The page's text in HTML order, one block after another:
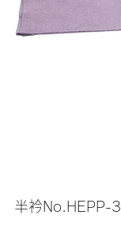
半衿No.HEPP-3